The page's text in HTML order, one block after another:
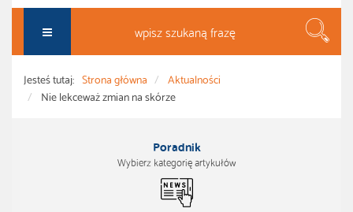
Jesteś tutaj: Strona główna
Aktualności
Nie lekceważ zmian na skórze
Poradnik
Wybierz kategorię artykułów